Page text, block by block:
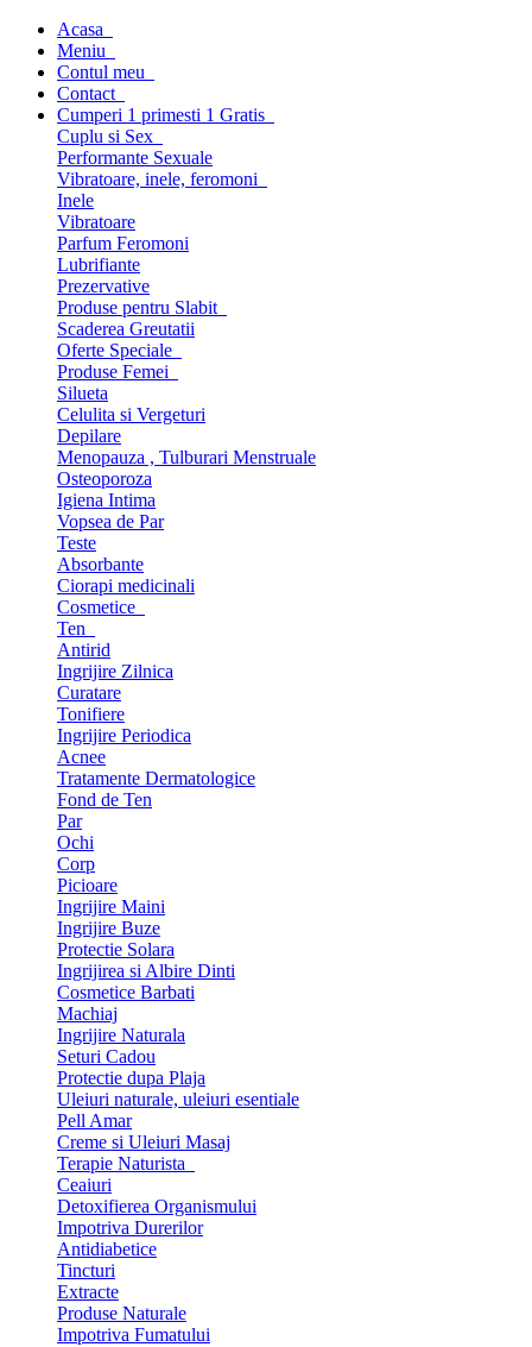
Acasa
Meniu
Contul meu
Contact
Cumperi 1 primesti 1 Gratis
Cuplu si Sex
Performante Sexuale
Vibratoare, inele, feromoni
Inele
Vibratoare
Parfum Feromoni
Lubrifiante
Prezervative
Produse pentru Slabit
Scaderea Greutatii
Oferte Speciale
Produse Femei
Silueta
Celulita si Vergeturi
Depilare
Menopauza , Tulburari Menstruale
Osteoporoza
Igiena Intima
Vopsea de Par
Teste
Absorbante
Ciorapi medicinali
Cosmetice
Ten
Antirid
Ingrijire Zilnica
Curatare
Tonifiere
Ingrijire Periodica
Acnee
Tratamente Dermatologice
Fond de Ten
Par
Ochi
Corp
Picioare
Ingrijire Maini
Ingrijire Buze
Protectie Solara
Ingrijirea si Albire Dinti
Cosmetice Barbati
Machiaj
Ingrijire Naturala
Seturi Cadou
Protectie dupa Plaja
Uleiuri naturale, uleiuri esentiale
Pell Amar
Creme si Uleiuri Masaj
Terapie Naturista
Ceaiuri
Detoxifierea Organismului
Impotriva Durerilor
Antidiabetice
Tincturi
Extracte
Produse Naturale
Impotriva Fumatului